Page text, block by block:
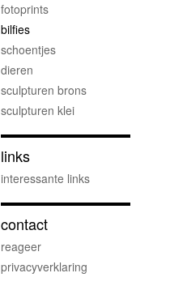
fotoprints
bilfies
schoentjes
dieren
sculpturen brons
sculpturen klei
links
interessante links
contact
reageer
privacyverklaring